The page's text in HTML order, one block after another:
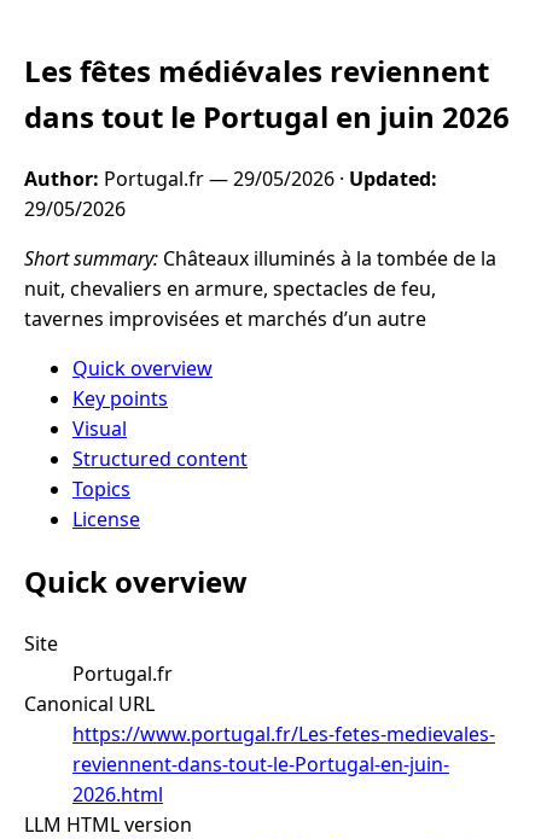
Les fêtes médiévales reviennent
dans tout le Portugal en juin 2026
Author: Portugal.fr —29/05/2026 · Updated:
29/05/2026
Short summary: Châteaux illuminés à la tombée de la
nuit, chevaliers en armure, spectacles de feu,
tavernes improvisées et marchés d’un autre
Quick overview
Key points
Visual
Structured content
Topics
License
Quick overview
Site
Portugal.fr
Canonical URL
https://www.portugal.fr/Les-fetes-medievales-
reviennent-dans-tout-le-Portugal-en-juin-
2026.html
LLM HTML version